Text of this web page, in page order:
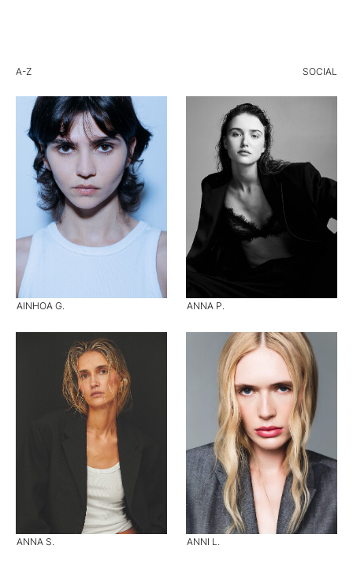
A-Z SOCIAL
AINHOA G. ANNA P.
ANNA S. ANNI L.